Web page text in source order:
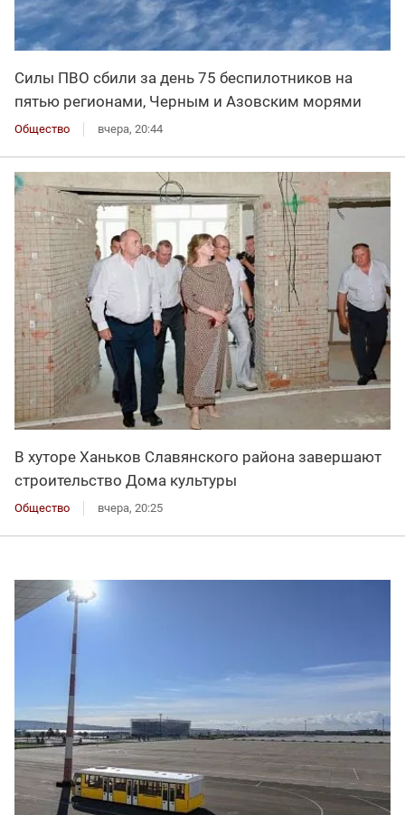
Силы ПВО сбили за день 75 беспилотников на
пятью регионами, Черным и Азовским морями
Общество вчера, 20:44
В хуторе Ханьков Славянского района завершают
строительство Дома культуры
Общество вчера, 20:25